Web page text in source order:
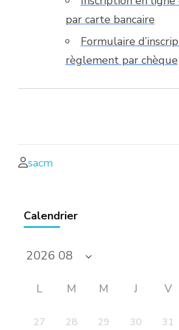
par carte bancaire
Formulaire
règlement par chèque
sacm
Calendrier
L M M J V
27 28 29 30 31